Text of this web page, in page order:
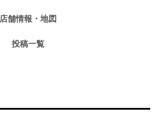
店舗情報・地図
投稿一覧